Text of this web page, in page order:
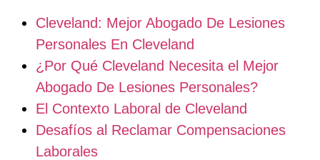
Cleveland: Mejor Abogado De Lesiones
Personales En Cleveland
¿Por Qué Cleveland Necesita el Mejor
Abogado De Lesiones Personales?
El Contexto Laboral de Cleveland
Desafíos al Reclamar Compensaciones
Laborales